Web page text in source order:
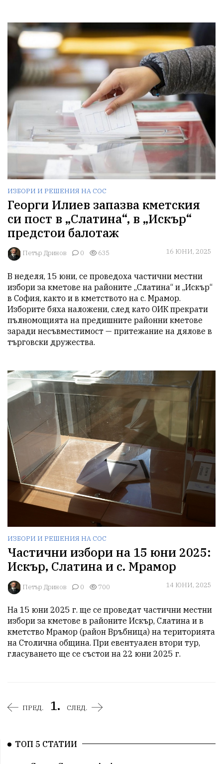
ИЗБОРИ И РЕШЕНИЯ НА СОС
Георги Илиев запазва кметския
си пост в „Слатина“, в „Искър“
предстои балотаж
Петър Дринов 0 635 16 ЮНИ, 2025
В неделя, 15 юни, се проведоха частични местни
избори за кметове на районите „Слатина“ и „Искър“
в София, както и в кметството на с. Мрамор.
Изборите бяха наложени, след като ОИК прекрати
пълномощията на предишните районни кметове
заради несъвместимост — притежание на дялове в
търговски дружества.
ИЗБОРИ И РЕШЕНИЯ НА СОС
Частични избори на 15 юни 2025:
Искър, Слатина и с. Мрамор
Петър Дринов 0 700 14 ЮНИ, 2025
На 15 юни 2025 г. ще се проведат частични местни
избори за кметове в районите Искър, Слатина и в
кметство Мрамор (район Връбница) на територията
на Столична община. При евентуален втори тур,
гласуването ще се състои на 22 юни 2025 г.
ПРЕД. 1. СЛЕД.
ТОП 5 СТАТИИ